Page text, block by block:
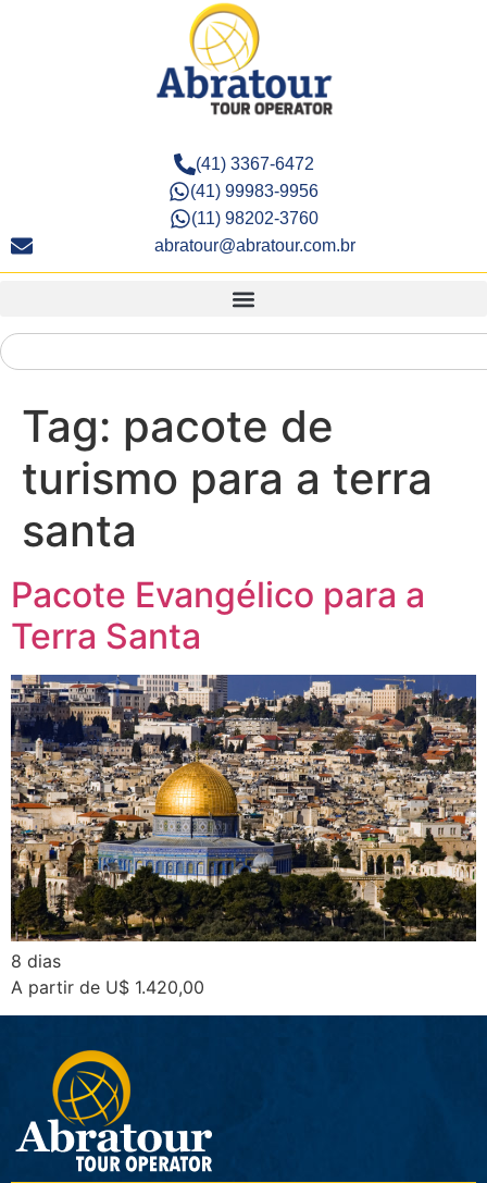
(41) 3367-6472
(41) 99983-9956
(11) 98202-3760
abratour@abratour.com.br
Tag: pacote de
turismo para a terra
santa
Pacote Evangélico para a
Terra Santa
8 dias
A partir de U$ 1.420,00